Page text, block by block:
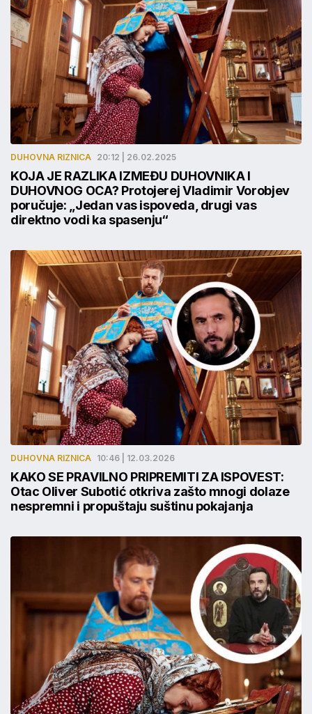
DUHOVNA RIZNICA 20:12 | 26.02.2025
KOJA JE RAZLIKA IZMEĐU DUHOVNIKA I
DUHOVNOG OCA? Protojerej Vladimir Vorobjev
poručuje: „Jedan vas ispoveda, drugi vas
direktno vodi ka spasenju“
DUHOVNA RIZNICA 10:46 | 12.03.2026
KAKO SE PRAVILNO PRIPREMITI ZA ISPOVEST:
Otac Oliver Subotić otkriva zašto mnogi dolaze
nespremni i propuštaju suštinu pokajanja